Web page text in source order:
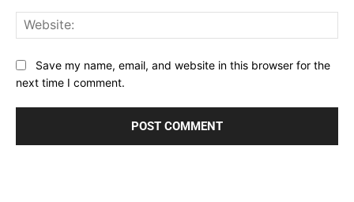
Save my name, email, and website in this browser for the
next time I comment.